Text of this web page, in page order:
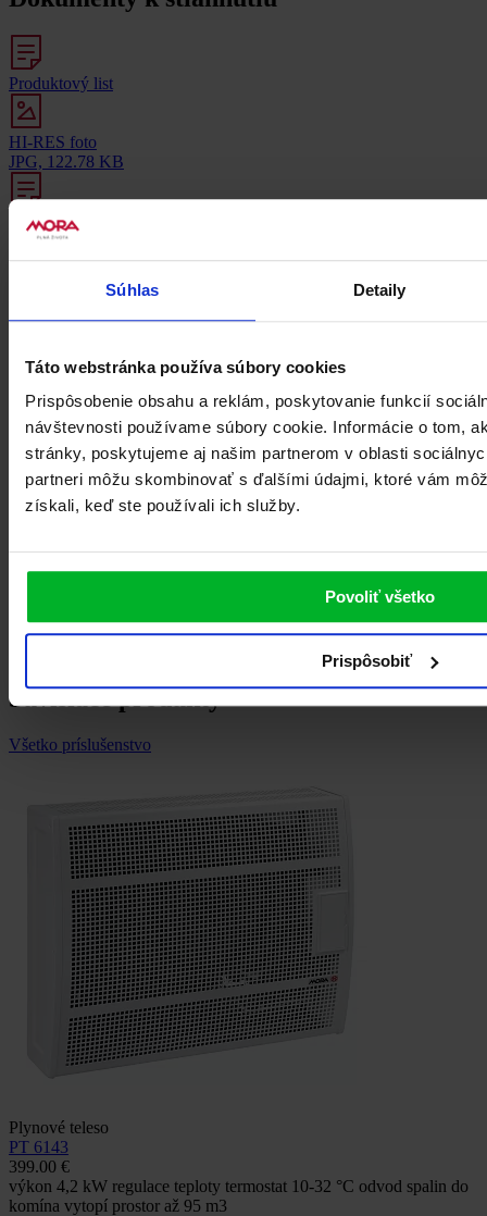
Súhlas Detaily
Táto webstránka používa súbory cookies
Prispôsobenie obsahu a reklám, poskytovanie funkcií
návštevnosti používame súbory cookie. Informácie o tom,
stránky, poskytujeme aj našim partnerom v oblasti
partneri môžu skombinovať s ďalšími údajmi, ktoré vám
získali, keď ste používali ich služby.
Povoliť všetko
Prispôsobiť
Produktový list
HI-RES foto
JPG, 122.78 KB
Energetický štítok a infor...
PDF, 8.69 KB
Recenzie0
Buďte první, kdo produkt VT 201 BX ohodnotí.
Napsat uživatelskou recenzi
Súvisiace produkty
Všetko príslušenstvo
Plynové teleso
PT 6143
399.00 €
výkon 4,2 kW regulace teploty termostat 10-32 °C odvod spalin do
komína vytopí prostor až 95 m3